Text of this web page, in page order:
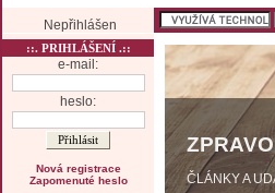
Nepřihlášen
::. PRIHLÁŠENÍ .::
e-mail:
heslo:
Nová registrace
Zapomenuté heslo
ČLÁNKY A